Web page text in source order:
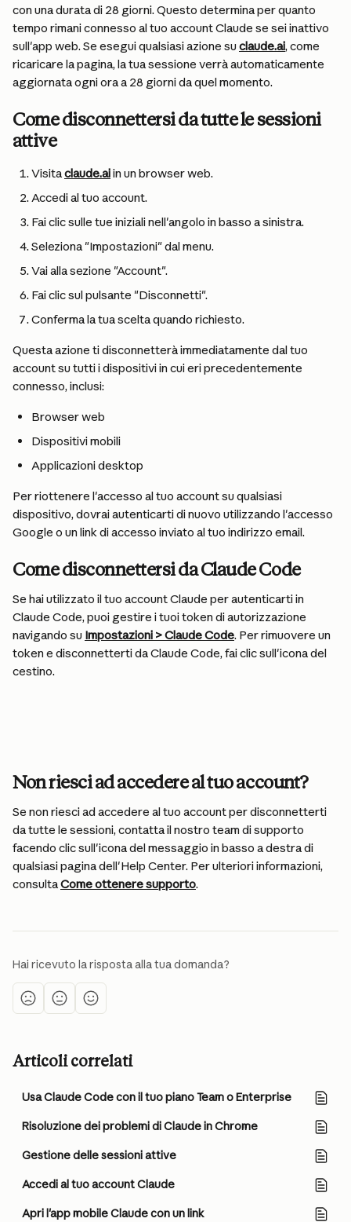
con una durata di 28 giorni. Questo determina per quanto
tempo rimani connesso al tuo account Claude se sei inattivo
sull'app web. Se esegui qualsiasi azione su claude.ai, come
ricaricare la pagina, la tua sessione verrà automaticamente
aggiornata ogni ora a 28 giorni da quel momento.
Come disconnettersi da tutte le sessioni
attive
Visita claude.ai in un browser web.
Accedi al tuo account.
Fai clic sulle tue iniziali nell'angolo in basso a sinistra.
Seleziona "Impostazioni" dal menu.
Vai alla sezione "Account".
Fai clic sul pulsante "Disconnetti".
Conferma la tua scelta quando richiesto.
Questa azione ti disconnetterà immediatamente dal tuo
account su tutti i dispositivi in cui eri precedentemente
connesso, inclusi:
Browser web
Dispositivi mobili
Applicazioni desktop
Per riottenere l'accesso al tuo account su qualsiasi
dispositivo, dovrai autenticarti di nuovo utilizzando l'accesso
Google o un link di accesso inviato al tuo indirizzo email.
Come disconnettersi da Claude Code
Se hai utilizzato il tuo account Claude per autenticarti in
Claude Code, puoi gestire i tuoi token di autorizzazione
navigando su Impostazioni > Claude Code. Per rimuovere un
token e disconnetterti da Claude Code, fai clic sull'icona del
cestino.
Non riesci ad accedere al tuo account?
Se non riesci ad accedere al tuo account per disconnetterti
da tutte le sessioni, contatta il nostro team di supporto
facendo clic sull'icona del messaggio in basso a destra di
qualsiasi pagina dell'Help Center. Per ulteriori informazioni,
consulta Come ottenere supporto.
Hai ricevuto la risposta alla tua domanda?
Articoli correlati
Usa Claude Code con il tuo piano Team o Enterprise
Risoluzione dei problemi di Claude in Chrome
Gestione delle sessioni attive
Accedi al tuo account Claude
Apri l'app mobile Claude con un link